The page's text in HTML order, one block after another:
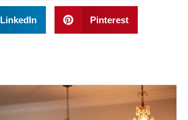
LinkedIn Pinterest